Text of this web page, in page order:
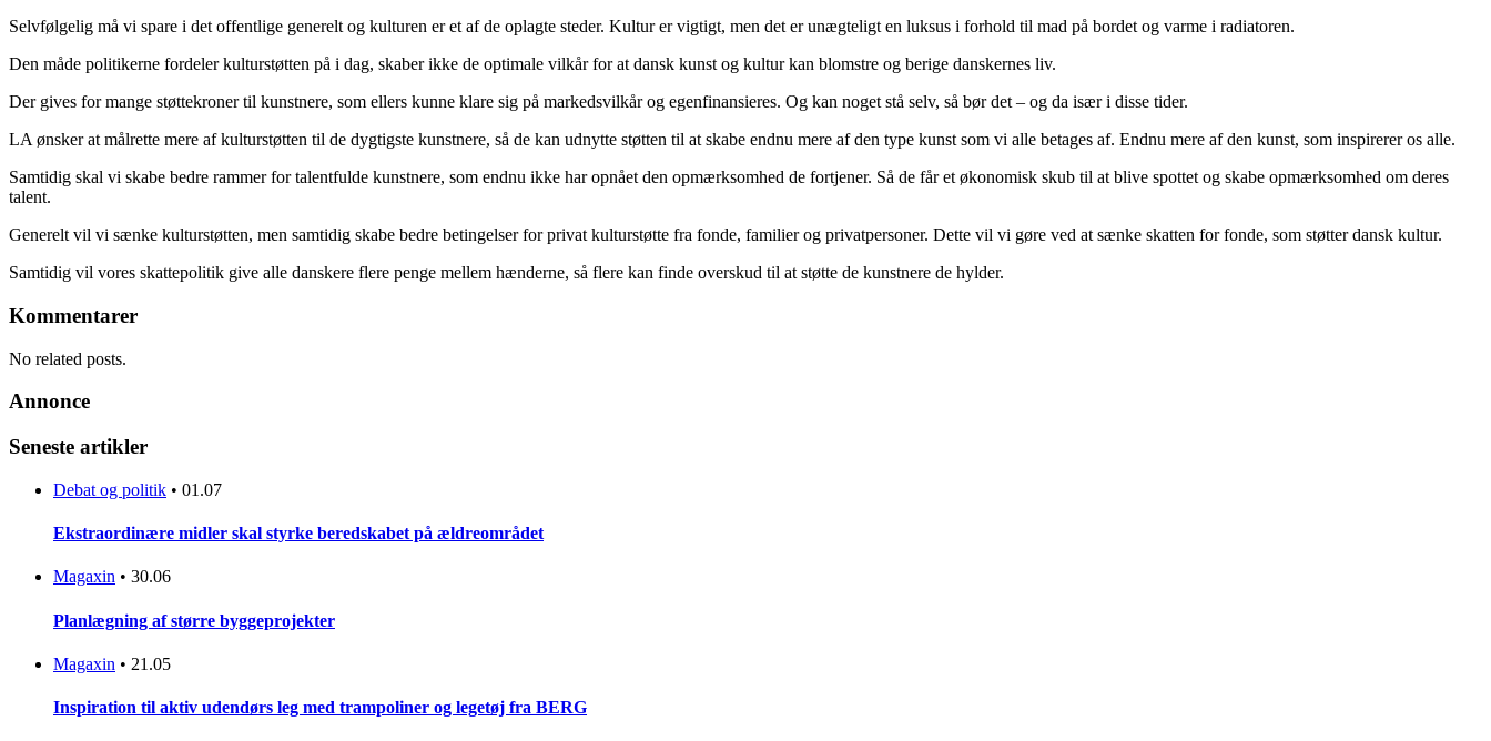
Selvfølgelig må vi spare i det offentlige generelt og kulturen er et af de oplagte steder. Kultur er vigtigt, men det er unægteligt en luksus i forhold til mad på bordet og varme i radiatoren.
Den måde politikerne fordeler kulturstøtten på i dag, skaber ikke de optimale vilkår for at dansk kunst og kultur kan blomstre og berige danskernes liv.
Der gives for mange støttekroner til kunstnere, som ellers kunne klare sig på markedsvilkår og egenfinansieres. Og kan noget stå selv, så bør det – og da især i disse tider.
LA ønsker at målrette mere af kulturstøtten til de dygtigste kunstnere, så de kan udnytte støtten til at skabe endnu mere af den type kunst som vi alle betages af. Endnu mere af den kunst, som inspirerer os alle.
Samtidig skal vi skabe bedre rammer for talentfulde kunstnere, som endnu ikke har opnået den opmærksomhed de fortjener. Så de får et økonomisk skub til at blive spottet og skabe opmærksomhed om deres
talent.
Generelt vil vi sænke kulturstøtten, men samtidig skabe bedre betingelser for privat kulturstøtte fra fonde, familier og privatpersoner. Dette vil vi gøre ved at sænke skatten for fonde, som støtter dansk kultur.
Samtidig vil vores skattepolitik give alle danskere flere penge mellem hænderne, så flere kan finde overskud til at støtte de kunstnere de hylder.
Kommentarer
No related posts.
Annonce
Seneste artikler
Debat og politik • 01.07
Ekstraordinære midler skal styrke beredskabet på ældreområdet
Magaxin • 30.06
Planlægning af større byggeprojekter
Magaxin • 21.05
Inspiration til aktiv udendørs leg med trampoliner og legetøj fra BERG